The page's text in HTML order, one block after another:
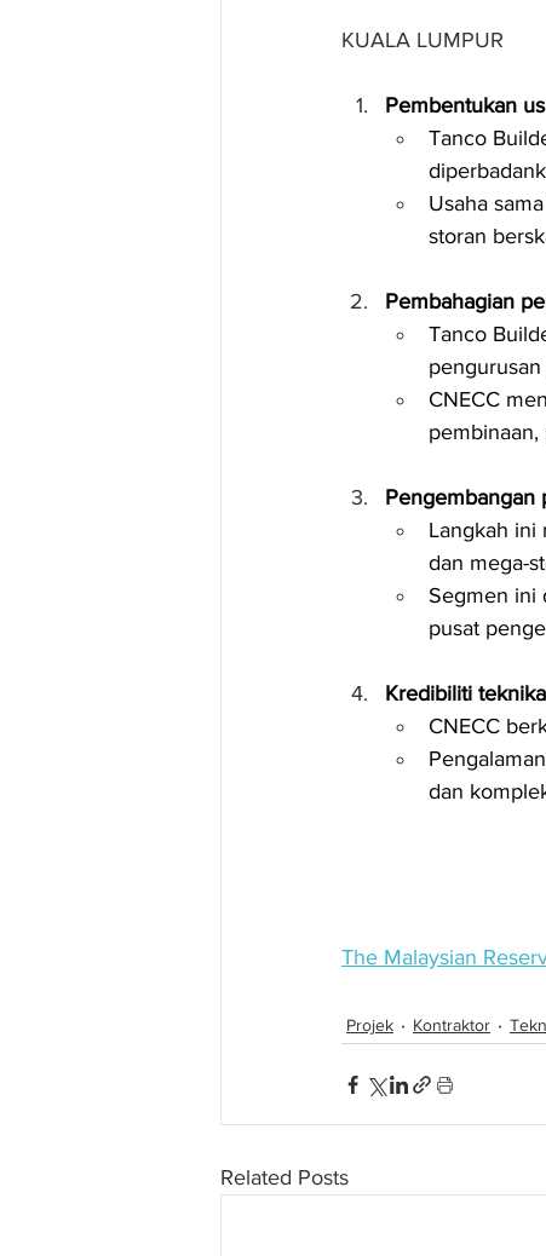
KUALA LUMPUR
Pembentukan
Tanco
Usaha
storan
Pembahagian
Tanco
CNECC
Pengembangan
Langkah ini
dan mega-
Segmen ini
pusat
Kredibiliti
CNECC
dan
The Malaysian
Projek Kontraktor
Related Posts